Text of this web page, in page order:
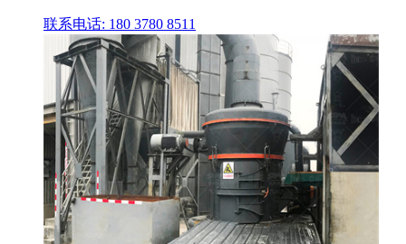
联系电话: 180 3780 8511